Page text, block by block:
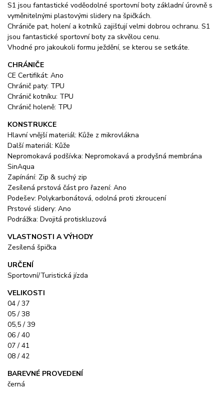
S1 jsou fantastické voděodolné sportovní boty základní úrovně s
vyměnitelnými plastovými slidery na špičkách.
Chrániče pat, holení a kotníků zajišťují velmi dobrou ochranu. S1
jsou fantastické sportovní boty za skvělou cenu.
Vhodné pro jakoukoli formu ježdění, se kterou se setkáte.
CHRÁNIČE
CE Certifikát: Ano
Chránič paty: TPU
Chránič kotníku: TPU
Chránič holeně: TPU
KONSTRUKCE
Hlavní vnější materiál: Kůže z mikrovlákna
Další materiál: Kůže
Nepromokavá podšívka: Nepromokavá a prodyšná membrána
SinAqua
Zapínání: Zip & suchý zip
Zesílená prstová část pro řazení: Ano
Podešev: Polykarbonátová, odolná proti zkroucení
Prstové slidery: Ano
Podrážka: Dvojitá protiskluzová
VLASTNOSTI A VÝHODY
Zesílená špička
URČENÍ
Sportovní/Turistická jízda
VELIKOSTI
04 / 37
05 / 38
05,5 / 39
06 / 40
07 / 41
08 / 42
BAREVNÉ PROVEDENÍ
černá